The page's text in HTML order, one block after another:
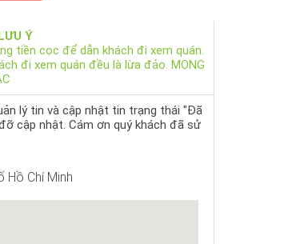
Ý
tiền cọc để dẫn khách đi xem quán.
đi xem quán đều là lừa đảo. MONG
lý tin và cập nhật tin trạng thái "Đã
cập nhật. Cám ơn quý khách đã sử
Hồ Chí Minh